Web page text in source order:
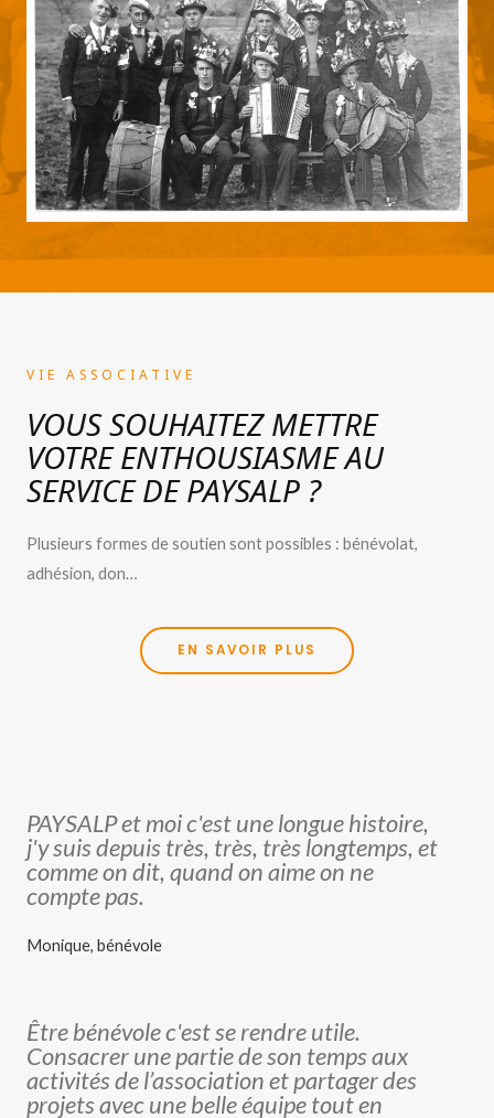
VIE ASSOCIATIVE
VOUS SOUHAITEZ METTRE
VOTRE ENTHOUSIASME AU
SERVICE DE PAYSALP ?
Plusieurs formes de soutien sont possibles : bénévolat,
adhésion, don…
EN SAVOIR PLUS
PAYSALP et moi c'est une longue histoire,
j'y suis depuis très, très, très longtemps, et
comme on dit, quand on aime on ne
compte pas.
Monique, bénévole
Être bénévole c'est se rendre utile.
Consacrer une partie de son temps aux
activités de l’association et partager des
projets avec une belle équipe tout en